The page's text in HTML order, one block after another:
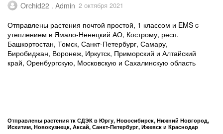
Orchid22 . Admin 2 октября 2021
Отправлены растения почтой простой, 1 классом и EMS c
утеплением в Ямало-Ненецкий АО, Кострому, респ.
Башкортостан, Томск, Санкт-Петербург, Самару,
Биробиджан, Воронеж, Иркутск, Приморский и Алтайский
край, Оренбургскую, Московскую и Сахалинскую область
Отправлены растения тк СДЭК в Юргу, Новосибирск, Нижний Новгород,
Искитим, Новокузнецк, Аксай, Санкт-Петербург, Ижевск и Краснодар